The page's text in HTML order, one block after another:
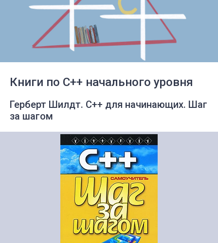
Книги по C++ начального уровня
Герберт Шилдт. С++ для начинающих. Шаг
за шагом